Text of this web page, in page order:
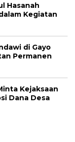
Hasanah
Kegiatan
di Gayo
Permanen
Kejaksaan
Dana Desa